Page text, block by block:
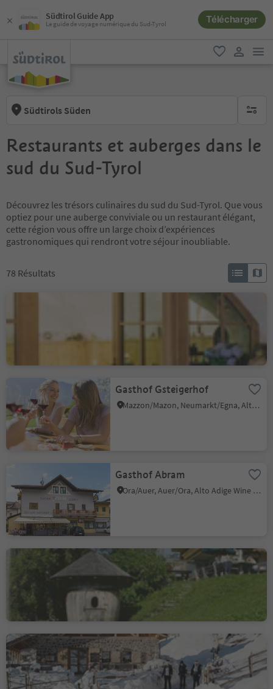
Südtirol Guide App
Le guide de voyage numérique du Sud-Tyrol Télécharger
favori
Südtirols Süden aucun
Restaurants et auberges dans le
sud du Sud-Tyrol
Découvrez les trésors culinaires du sud du Sud-Tyrol. Que vous
optiez pour une auberge conviviale ou un restaurant élégant,
cette région vous offre un large choix d’expériences
gastronomiques qui rendront votre séjour inoubliable.
78 Résultats
Cortina s.s.d.V./Kurtinig, Kurtinig an der Weinstraße/Cortina sulla Strada del Vino, Alto Adige Wine Road
Gasthof Gsteigerhof
Mazzon/Mazon, Neumarkt/Egna, Alto Adige Wine Road
Gasthof Abram
Ora/Auer, Auer/Ora, Alto Adige Wine Road
Gasthof Schmiederalm
Aldino/Aldein, Aldein/Aldino
Cisloner Alm
Trodena/Truden, Truden/Trodena